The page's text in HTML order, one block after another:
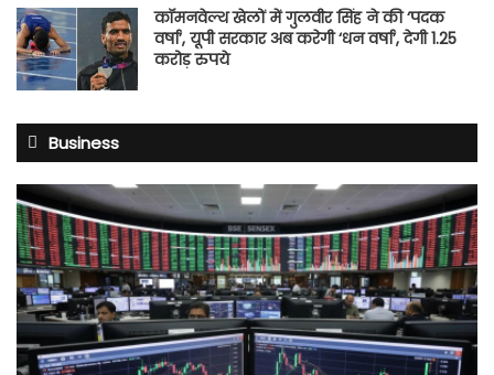
कॉमनवेल्थ खेलों में गुलवीर सिंह ने की ‘पदक
वर्षा’, यूपी सरकार अब करेगी ‘धन वर्षा’, देगी 1.25
करोड़ रुपये
Business